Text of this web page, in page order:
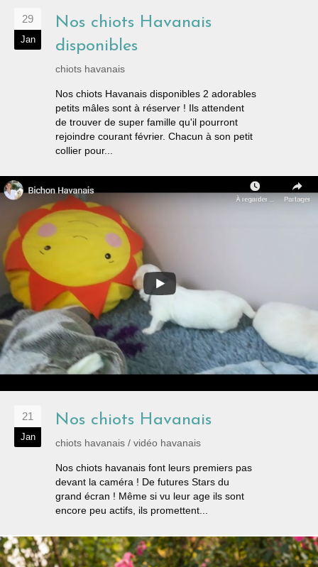
29
Jan
Nos chiots Havanais
disponibles
chiots havanais
Nos chiots Havanais disponibles 2 adorables
petits mâles sont à réserver ! Ils attendent
de trouver de super famille qu'il pourront
rejoindre courant février. Chacun à son petit
collier pour...
21
Jan
Nos chiots Havanais
chiots havanais / vidéo havanais
Nos chiots havanais font leurs premiers pas
devant la caméra ! De futures Stars du
grand écran ! Même si vu leur age ils sont
encore peu actifs, ils promettent...